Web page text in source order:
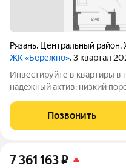
Рязань, Центральный район,
ЖК «Бережно», 3 квартал
Инвестируйте в квартиры в
надёжный актив: низкий
Жилой квартал «Бережно» это проект класса Бизнес,
созданный с уважением к
Позвонить
7 361 163₽